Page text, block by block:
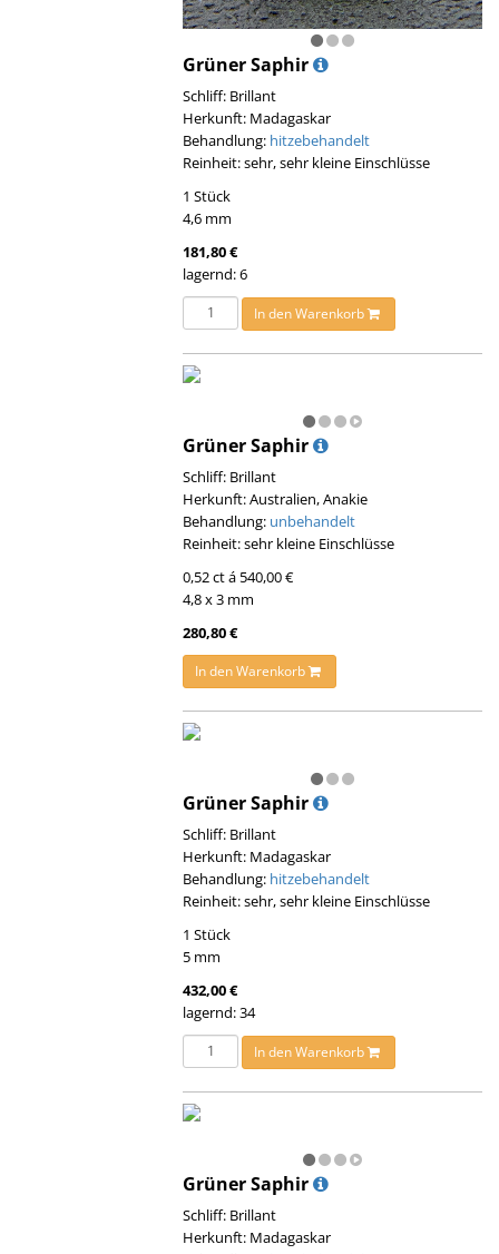
Grüner Saphir
Schliff: Brillant
Herkunft: Madagaskar
Behandlung: hitzebehandelt
Reinheit: sehr, sehr kleine Einschlüsse
1 Stück
4,6 mm
181,80 €
lagernd: 6
In den Warenkorb
Grüner Saphir
Schliff: Brillant
Herkunft: Australien, Anakie
Behandlung: unbehandelt
Reinheit: sehr kleine Einschlüsse
0,52 ct á 540,00 €
4,8 x 3 mm
280,80 €
In den Warenkorb
Grüner Saphir
Schliff: Brillant
Herkunft: Madagaskar
Behandlung: hitzebehandelt
Reinheit: sehr, sehr kleine Einschlüsse
1 Stück
5 mm
432,00 €
lagernd: 34
In den Warenkorb
Grüner Saphir
Schliff: Brillant
Herkunft: Madagaskar